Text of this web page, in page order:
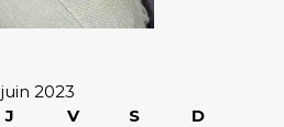
juin 2023
J V S
D